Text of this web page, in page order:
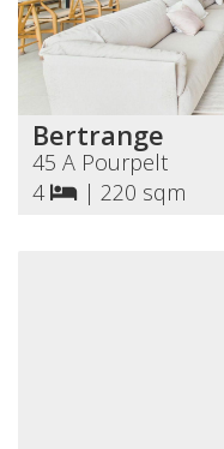
Bertrange
45 A Pourpelt
4
| 220 sqm